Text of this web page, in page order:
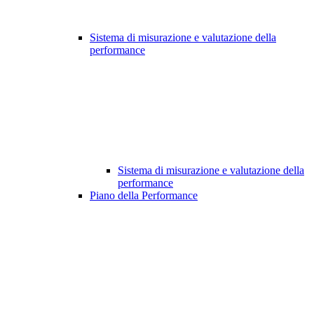
Sistema di misurazione e valutazione della
performance
Sistema di misurazione e valutazione della
performance
Piano della Performance